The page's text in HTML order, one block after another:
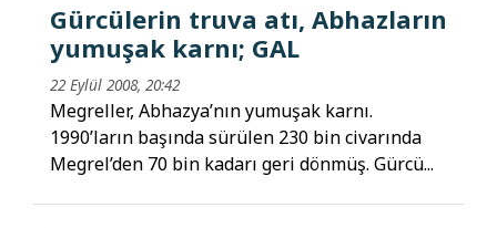
Gürcülerin truva atı, Abhazların
yumuşak karnı; GAL
22 Eylül 2008, 20:42
Megreller, Abhazya’nın yumuşak karnı.
1990’ların başında sürülen 230 bin civarında
Megrel’den 70 bin kadarı geri dönmüş. Gürcü...